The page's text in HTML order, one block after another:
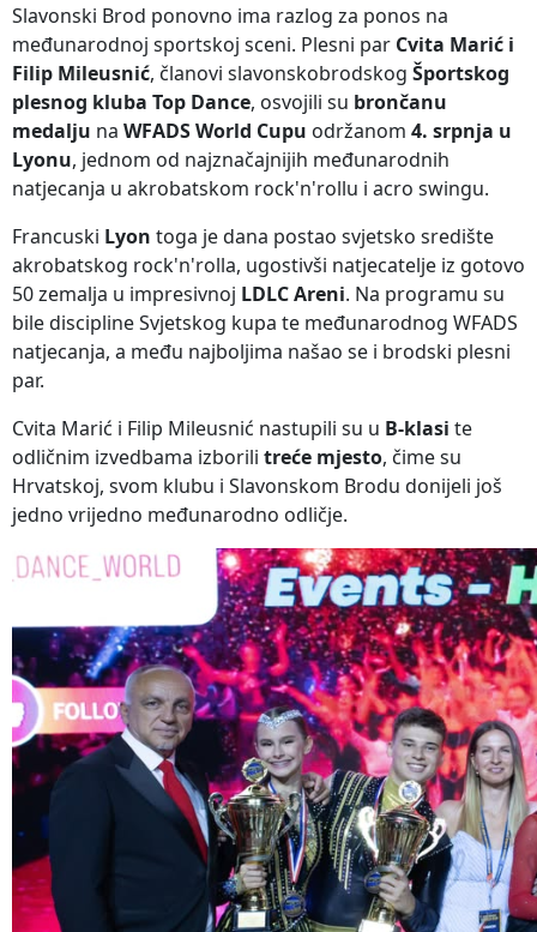
Slavonski Brod ponovno ima razlog za ponos na
međunarodnoj sportskoj sceni. Plesni par Cvita Marić i
Filip Mileusnić, članovi slavonskobrodskog Športskog
plesnog kluba Top Dance, osvojili su brončanu
medalju na WFADS World Cupu održanom 4. srpnja u
Lyonu, jednom od najznačajnijih međunarodnih
natjecanja u akrobatskom rock'n'rollu i acro swingu.
Francuski Lyon toga je dana postao svjetsko središte
akrobatskog rock'n'rolla, ugostivši natjecatelje iz gotovo
50 zemalja u impresivnoj LDLC Areni. Na programu su
bile discipline Svjetskog kupa te međunarodnog WFADS
natjecanja, a među najboljima našao se i brodski plesni
par.
Cvita Marić i Filip Mileusnić nastupili su u B-klasi te
odličnim izvedbama izborili treće mjesto, čime su
Hrvatskoj, svom klubu i Slavonskom Brodu donijeli još
jedno vrijedno međunarodno odličje.